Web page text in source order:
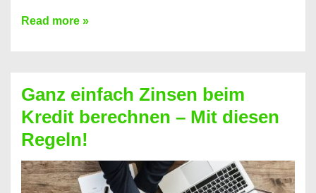
Einen
bekommen?
So
ist
es
möglich!
Read more »
Ganz einfach Zinsen beim
Kredit berechnen – Mit diesen
Regeln!